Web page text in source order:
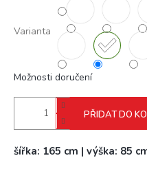
Varianta
Možnosti doručení
PŘIDAT DO
šířka: 165 cm | výška: 85